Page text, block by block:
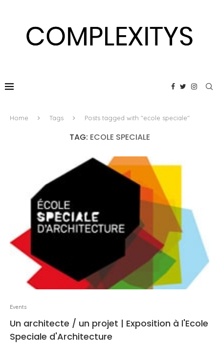
Home Tags Posts tagged with "ecole speciale"
TAG: ECOLE SPECIALE
Events
Un architecte / un projet | Exposition à l'Ecole
Speciale d'Architecture